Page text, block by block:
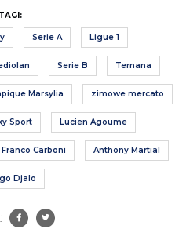
TAGI:
Serie A Ligue 1
Serie B Ternana
Marsylia zimowe mercato
Sport Lucien Agoume
Franco Carboni Anthony Martial
Djalo